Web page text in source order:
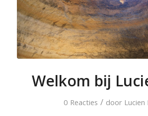
Welkom bij
0 Reacties / door Lucien